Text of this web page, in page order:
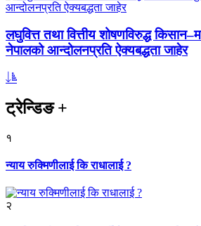
लघुवित्त तथा वित्तीय शोषणविरुद्ध
नेपालको आन्दोलनप्रति ऐक्यबद्धता जाहेर
ट्रेन्डिङ+
१
न्याय रुक्मिणीलाई कि राधालाई ?
२